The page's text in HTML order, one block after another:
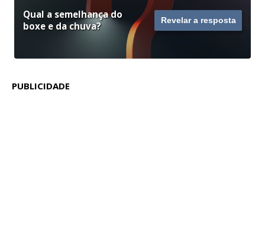
Qual a semelhança do
boxe e da chuva?
Revelar a resposta
PUBLICIDADE